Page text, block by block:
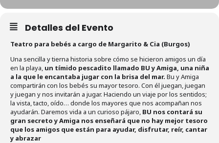
Detalles del Evento
Teatro para bebés a cargo de Margarito & Cia (Burgos)
Una sencilla y tierna historia sobre cómo se hicieron amigos un día
en la playa, un tímido pescadito llamado BU y Amiga, una niña
a la que le encantaba jugar con la brisa del mar. Bu y Amiga
compartirán con los bebés su mayor tesoro. Con él juegan, juegan
y juegan y nos invitarán a jugar. Haciendo un viaje por los sentidos;
la vista, tacto, oído… donde los mayores que nos acompañan nos
ayudarán. Daremos vida a un curioso pájaro, BU nos contará su
gran secreto y Amiga nos enseñará que no hay mejor tesoro
que los amigos que están para ayudar, disfrutar, reír, cantar
y abrazar